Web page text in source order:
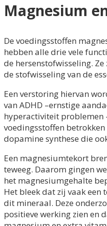
Magnesium
De voedingsstoffen
hebben alle drie vele
de hersenstofwisseling.
de stofwisseling van de
Een verstoring hiervan
van ADHD –ernstige
hyperactiviteit problemen
voedingsstoffen betrokken
dopamine synthese die
Een magnesiumtekort
teweeg. Daarom gingen
het magnesiumgehalte
Het bleek dat zij vaak een
dit mineraal. Deze
positieve werking zien en